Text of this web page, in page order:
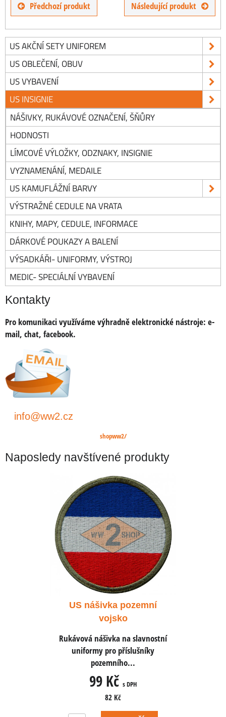
Předchozí produkt Následující produkt
US AKČNÍ SETY UNIFOREM
US OBLEČENÍ, OBUV
US VYBAVENÍ
US INSIGNIE
NÁŠIVKY, RUKÁVOVÉ OZNAČENÍ, ŠŇŮRY
HODNOSTI
LÍMCOVÉ VÝLOŽKY, ODZNAKY, INSIGNIE
VYZNAMENÁNÍ, MEDAILE
US KAMUFLÁŽNÍ BARVY
VÝSTRAŽNÉ CEDULE NA VRATA
KNIHY, MAPY, CEDULE, INFORMACE
DÁRKOVÉ POUKAZY A BALENÍ
VÝSADKÁŘI- UNIFORMY, VÝSTROJ
MEDIC- SPECIÁLNÍ VYBAVENÍ
Kontakty
Pro komunikaci využíváme výhradně elektronické nástroje: e-
mail, chat, facebook.
info@ww2.cz
shopww2/
Naposledy navštívené produkty
US nášivka pozemní
vojsko
Rukávová nášivka na slavnostní
uniformy pro příslušníky
pozemního...
99 Kč s DPH
82 Kč